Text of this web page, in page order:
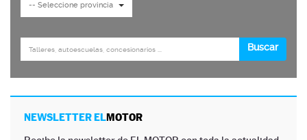
NEWSLETTER ELMOTOR